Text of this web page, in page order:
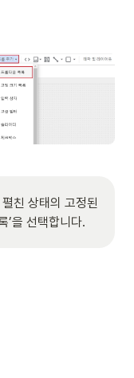
친 상태의 고정된
’을 선택합니다.